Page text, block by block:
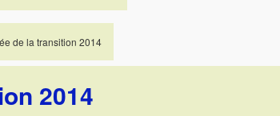
de la transition 2014
2014